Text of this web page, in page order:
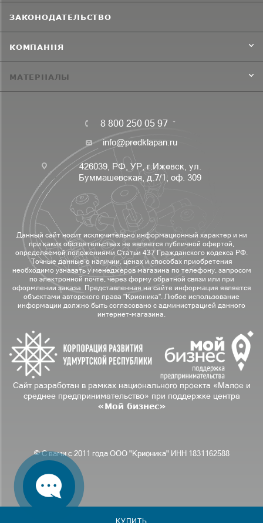
КУПИТЬ
ЗАКОНОДАТЕЛЬСТВО
КОМПАНИЯ
МАТЕРИАЛЫ
8 800 250 05 97
info@predklapan.ru
426039, РФ, УР, г.Ижевск, ул.
Буммашевская, д.7/1, оф. 309
Данный сайт носит исключительно информационный характер и ни
при каких обстоятельствах не является публичной офертой,
определяемой положениями Статьи 437 Гражданского кодекса РФ.
Точные данные о наличии, ценах и способах приобретения
необходимо узнавать у менеджеров магазина по телефону, запросом
по электронной почте, через форму обратной связи или при
оформлении заказа. Представленная на сайте информация является
объектами авторского права "Крионика". Любое использование
информации должно быть согласовано с администрацией данного
интернет-магазина.
Сайт разработан в рамках национального проекта «Малое и
среднее предпринимательство» при поддержке центра
«Мой бизнес»
© С вами с 2011 года ООО "Крионика" ИНН 1831162588